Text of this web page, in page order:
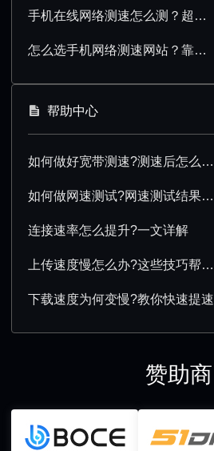
手机在线网络测速怎么测？超实用操作技巧分享
怎么选手机网络测速网站？靠谱平台挑选指南
帮助中心
如何做好宽带测速?测速后怎么优化?
如何做网速测试?网速测试结果怎么解读?
连接速率怎么提升?一文详解
上传速度慢怎么办?这些技巧帮你提速
下载速度为何变慢?教你快速提速
赞助商